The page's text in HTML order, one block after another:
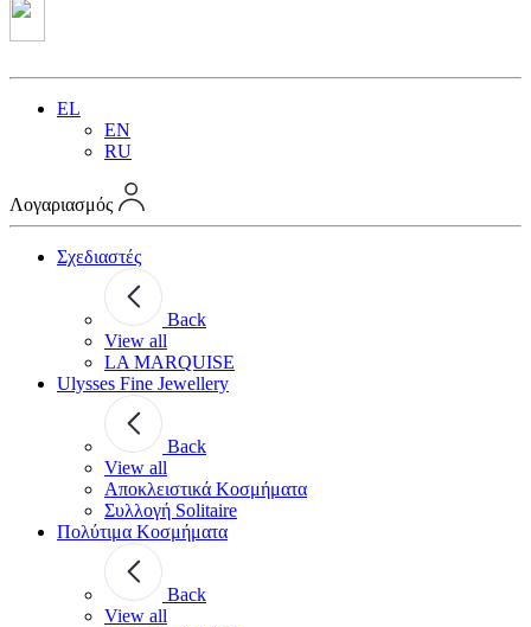
EL
EN
RU
Λογαριασμός
Σχεδιαστές
Back
View all
LA MARQUISE
Ulysses Fine Jewellery
Back
View all
Αποκλειστικά Κοσμήματα
Συλλογή Solitaire
Πολύτιμα Κοσμήματα
Back
View all